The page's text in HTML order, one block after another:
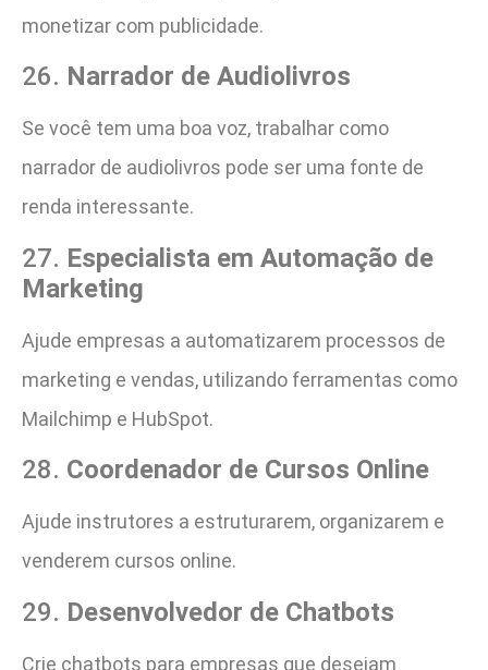
monetizar com publicidade.
26. Narrador de Audiolivros
Se você tem uma boa voz, trabalhar como
narrador de audiolivros pode ser uma fonte de
renda interessante.
27. Especialista em Automação de
Marketing
Ajude empresas a automatizarem processos de
marketing e vendas, utilizando ferramentas como
Mailchimp e HubSpot.
28. Coordenador de Cursos Online
Ajude instrutores a estruturarem, organizarem e
venderem cursos online.
29. Desenvolvedor de Chatbots
Crie chatbots para empresas que desejam